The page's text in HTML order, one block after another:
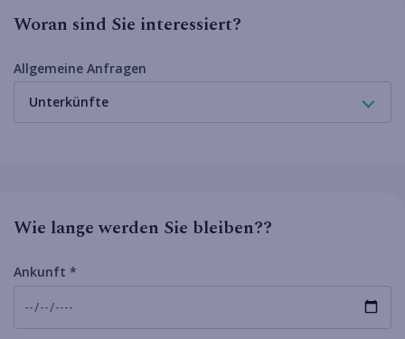
Woran sind Sie interessiert?
Allgemeine Anfragen
Unterkünfte
Wie lange werden Sie bleiben??
Ankunft *